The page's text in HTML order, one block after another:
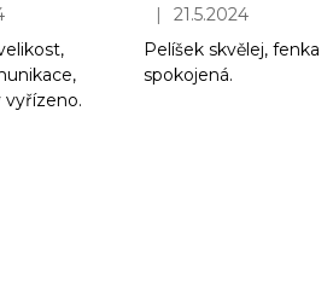
je 5 z 5 hvězdiček.
vyřízeno.
Hodnocení obchodu
|
21.5.2024
Pelíšek skvělej, fenka
spokojená.